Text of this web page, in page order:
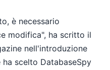
è necessario
modifica", ha scritto il
nell'introduzione
ha scelto DatabaseSpy